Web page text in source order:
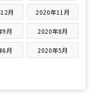
月 2020年11月
9月 2020年8月
6月 2020年5月